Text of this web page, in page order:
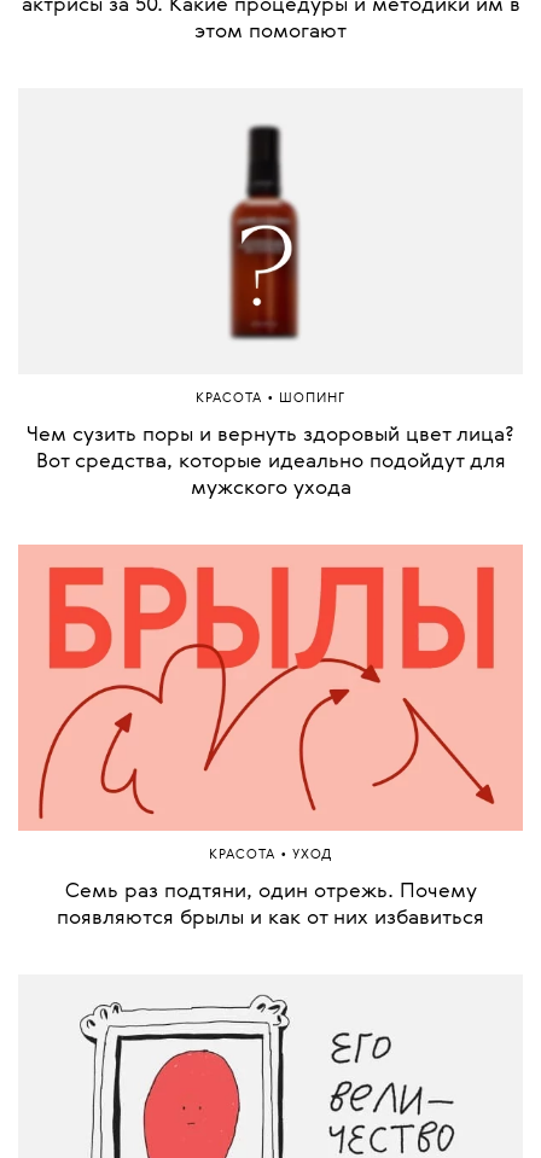
актрисы за 50. Какие процедуры и методики им в
этом помогают
КРАСОТА • ШОПИНГ
Чем сузить поры и вернуть здоровый цвет лица?
Вот средства, которые идеально подойдут для
мужского ухода
КРАСОТА • УХОД
Семь раз подтяни, один отрежь. Почему
появляются брылы и как от них избавиться